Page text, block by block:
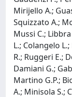
Mirijello A.;
Squizzato A.;
Mussi C.;
L.; Colangelo
R.; Ruggeri E.;
Damiani G.;
Martino G.P.;
A.; Minisola S.;